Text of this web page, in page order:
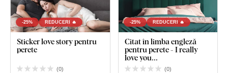
-25% REDUCERI 🔥
Sticker love story pentru
perete
(0)
-25% REDUCERI 🔥
Citat în limba engleză
pentru perete - I really
love you...
(0)